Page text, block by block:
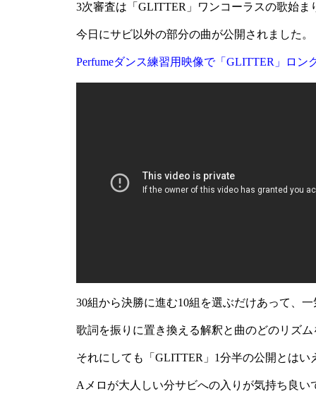
3次審査は「GLITTER」ワンコーラスの歌始
今日にサビ以外の部分の曲が公開されました。
Perfumeダンス練習用映像で「GLITTER」ロン
30組から決勝に進む10組を選ぶだけあって、
歌詞を振りに置き換える解釈と曲のどのリズ
それにしても「GLITTER」1分半の公開とは
Aメロが大人しい分サビへの入りが気持ち良い